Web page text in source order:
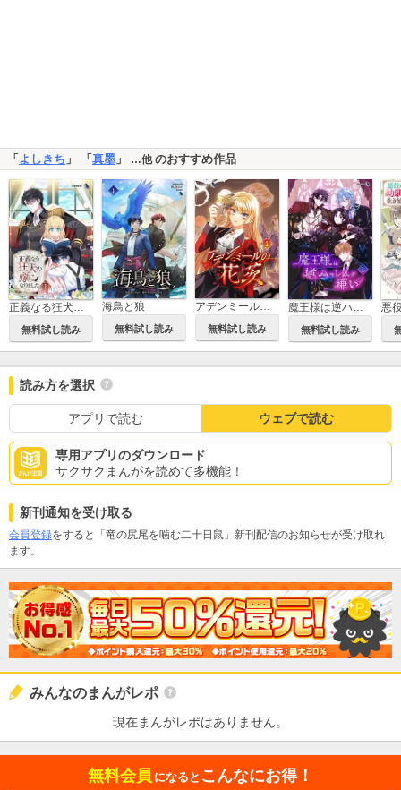
「 よしきち 」 「 真墨 」 …他のおすすめ作品
無料試し読み
海鳥と狼
無料試し読み
アデンミールの花茨
無料試し読み 無料試し読み
読み方を選択
アプリで読む ウェブで読む
専用アプリのダウンロード
サクサクまんがを読めて多機能！
新刊通知を受け取る
会員登録をすると「竜の尻尾を噛む二十日鼠」新刊配信のお知らせが受け取れ
ます。
みんなのまんがレポ
現在まんがレポはありません。
無料会員 になると こんなにお得！